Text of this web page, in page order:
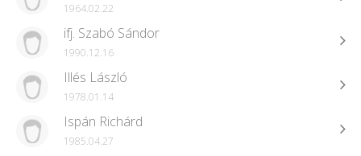
1964.02.22
ifj. Szabó Sándor
1990.12.16
Illés László
1978.01.14
Ispán Richárd
1985.04.27